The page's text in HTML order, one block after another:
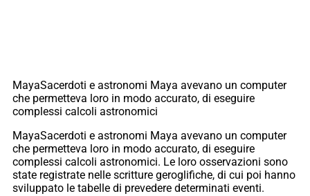
MayaSacerdoti e astronomi Maya avevano un computer
che permetteva loro in modo accurato, di eseguire
complessi calcoli astronomici
MayaSacerdoti e astronomi Maya avevano un computer
che permetteva loro in modo accurato, di eseguire
complessi calcoli astronomici. Le loro osservazioni sono
state registrate nelle scritture geroglifiche, di cui poi hanno
sviluppato le tabelle di prevedere determinati eventi.